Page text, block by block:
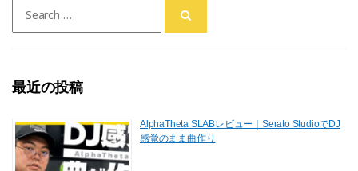
for:
最近の投稿
AlphaTheta SLABレビュー｜Serato StudioでDJ
感覚のまま曲作り